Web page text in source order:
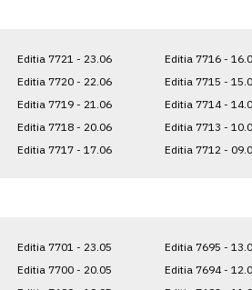
Editia 7721 - 23.06
Editia 7720 - 22.06
Editia 7719 - 21.06
Editia 7718 - 20.06
Editia 7717 - 17.06
Editia 7716 -
Editia 7715 -
Editia 7714 -
Editia 7713 -
Editia 7712 -
Editia 7701 - 23.05
Editia 7700 - 20.05
Editia 7695 -
Editia 7694 -